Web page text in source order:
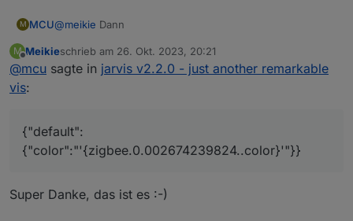
M MCU@meikie Dann
M Meikieschrieb am 26. Okt. 2023, 20:21
zuletzt editiert von
@mcu sagte in jarvis v2.2.0 - just another remarkable
vis:
{"default":
{"color":"'{zigbee.0.002674239824..color}'"}}
Super Danke, das ist es :-)